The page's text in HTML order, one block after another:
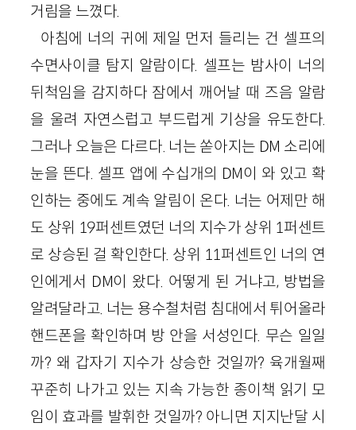
거림을 느꼈다.
아침에 너의 귀에 제일 먼저 들리는 건 셀프의
수면사이클 탐지 알람이다. 셀프는 밤사이 너의
뒤척임을 감지하다 잠에서 깨어날 때 즈음 알람
을 울려 자연스럽고 부드럽게 기상을 유도한다.
그러나 오늘은 다르다. 너는 쏟아지는 DM 소리에
눈을 뜬다. 셀프 앱에 수십개의 DM이 와 있고 확
인하는 중에도 계속 알림이 온다. 너는 어제만 해
도 상위 19퍼센트였던 너의 지수가 상위 1퍼센트
로 상승된 걸 확인한다. 상위 11퍼센트인 너의 연
인에게서 DM이 왔다. 어떻게 된 거냐고, 방법을
알려달라고. 너는 용수철처럼 침대에서 튀어올라
핸드폰을 확인하며 방 안을 서성인다. 무슨 일일
까? 왜 갑자기 지수가 상승한 것일까? 육개월째
꾸준히 나가고 있는 지속 가능한 종이책 읽기 모
임이 효과를 발휘한 것일까? 아니면 지지난달 시